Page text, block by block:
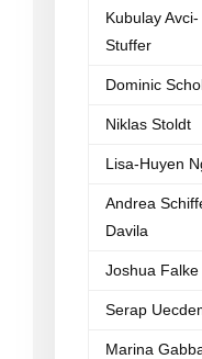
Kubulay Avci-
Stuffer
Dominic
Niklas Stoldt
Lisa-Huyen
Andrea
Davila
Joshua Falke
Serap
Marina